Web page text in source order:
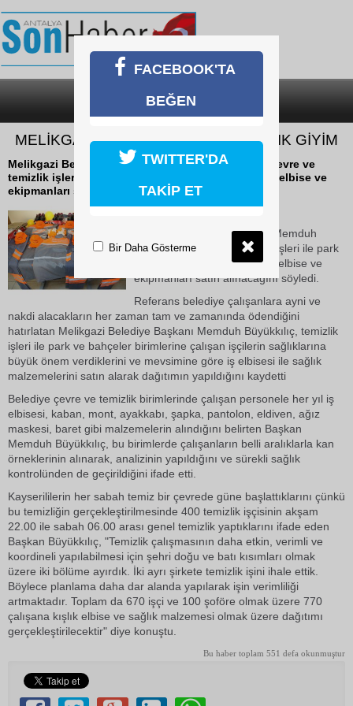
SON DAKİKA
MELİKGAZİ’DEN ÇALIŞANLARA KIŞLIK GİYİM
Melikgazi Belediye Başkanı Memduh Büyükkılıç, çevre ve
temizlik işleri ile park ve bahçe çalışanlarına kışlık elbise ve
ekipmanları satın alınacağını...
Melikgazi Belediye Başkanı Memduh
Büyükkılıç, çevre ve temizlik işleri ile park
ve bahçe çalışanlarına kışlık elbise ve
ekipmanları satın alınacağını söyledi.
Referans belediye çalışanlara ayni ve
nakdi alacakların her zaman tam ve zamanında ödendiğini
hatırlatan Melikgazi Belediye Başkanı Memduh Büyükkılıç, temizlik
işleri ile park ve bahçeler birimlerine çalışan işçilerin sağlıklarına
büyük önem verdiklerini ve mevsimine göre iş elbisesi ile sağlık
malzemelerini satın alarak dağıtımın yapıldığını kaydetti
Belediye çevre ve temizlik birimlerinde çalışan personele her yıl iş
elbisesi, kaban, mont, ayakkabı, şapka, pantolon, eldiven, ağız
maskesi, baret gibi malzemelerin alındığını belirten Başkan
Memduh Büyükkılıç, bu birimlerde çalışanların belli aralıklarla kan
örneklerinin alınarak, analizinin yapıldığını ve sürekli sağlık
kontrolünden de geçirildiğini ifade etti.
Kayserililerin her sabah temiz bir çevrede güne başlattıklarını çünkü
bu temizliğin gerçekleştirilmesinde 400 temizlik işçisinin akşam
22.00 ile sabah 06.00 arası genel temizlik yaptıklarını ifade eden
Başkan Büyükkılıç, "Temizlik çalışmasının daha etkin, verimli ve
koordineli yapılabilmesi için şehri doğu ve batı kısımları olmak
üzere iki bölüme ayırdık. İki ayrı şirkete temizlik işini ihale ettik.
Böylece planlama daha dar alanda yapılarak işin verimliliği
artmaktadır. Toplam da 670 işçi ve 100 şoföre olmak üzere 770
çalışana kışlık elbise ve sağlık malzemesi olmak üzere dağıtımı
gerçekleştirilecektir" diye konuştu.
Bu haber toplam 551 defa okunmuştur
FACEBOOK'TA
BEĞEN
TWITTER'DA
TAKİP ET
Bir Daha Gösterme